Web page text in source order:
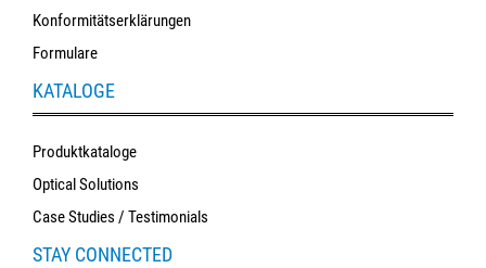
Konformitätserklärungen
Formulare
KATALOGE
Produktkataloge
Optical Solutions
Case Studies / Testimonials
STAY CONNECTED